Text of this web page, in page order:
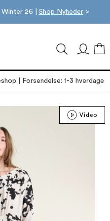
26 | Shop Nyheder>
| Forsendelse: 1-3 hverdage
Video